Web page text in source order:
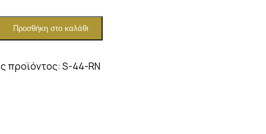
Προσθήκη στο καλάθι
προϊόντος: S-44-RN